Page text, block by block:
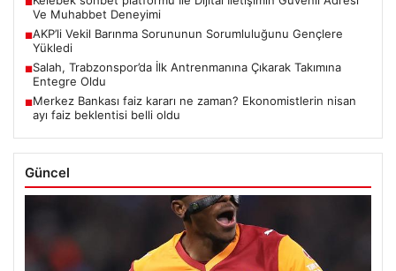
Ve Muhabbet Deneyimi
■AKP’li Vekil Barınma Sorununun Sorumluluğunu Gençlere
Yükledi
■Salah, Trabzonspor’da İlk Antrenmanına Çıkarak Takımına
Entegre Oldu
■Merkez Bankası faiz kararı ne zaman? Ekonomistlerin nisan
ayı faiz beklentisi belli oldu
Güncel